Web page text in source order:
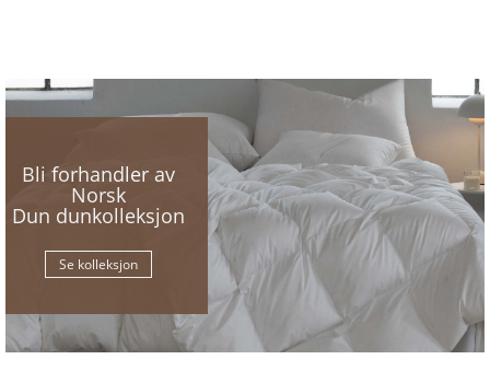
Bli forhandler av
Norsk
Dun dunkolleksjon
Se kolleksjon